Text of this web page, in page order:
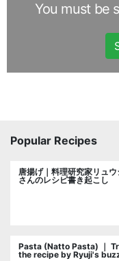
You must be
Popular Recipes
唐揚げ｜料理研究家リュ
さんのレシピ書き起こし
Pasta (Natto Pasta) ｜
the recipe by Ryuji's